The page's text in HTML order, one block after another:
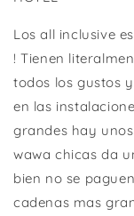
Los all inclusive
! Tienen
todos los gustos
en las
grandes hay
wawa chicas da
bien no se
cadenas mas